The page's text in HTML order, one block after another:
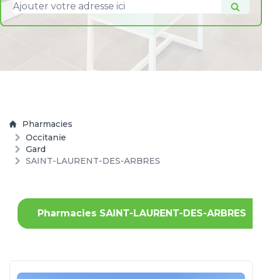
Pharmacies
Occitanie
Gard
SAINT-LAURENT-DES-ARBRES
Pharmacies SAINT-LAURENT-DES-ARBRES